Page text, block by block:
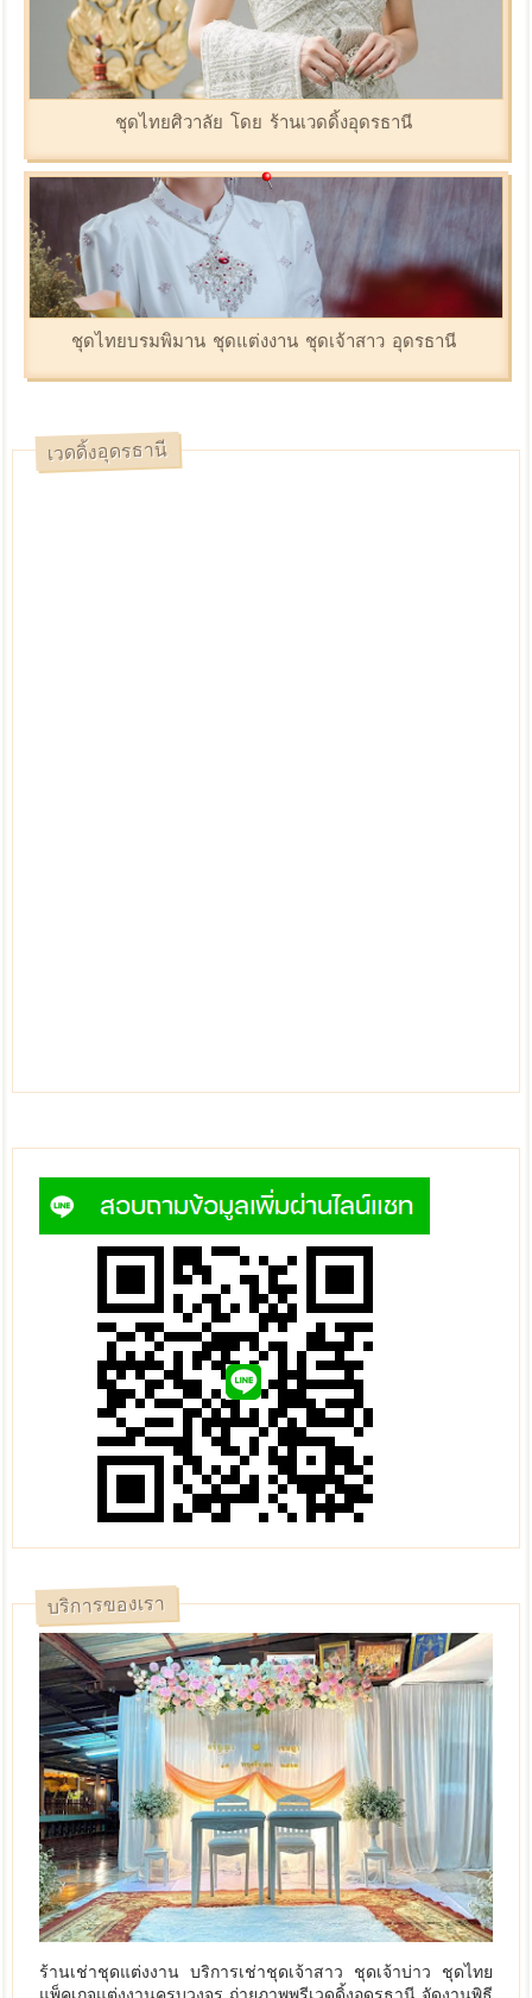
ชุดไทยศิวาลัย โดย ร้านเวดดิ้งอุดรธานี
ชุดไทยบรมพิมาน ชุดแต่งงาน ชุดเจ้าสาว อุดรธานี
เวดดิ้งอุดรธานี
บริการของเรา
ร้านเช่าชุดแต่งงาน บริการเช่าชุดเจ้าสาว ชุดเจ้าบ่าว ชุดไทย